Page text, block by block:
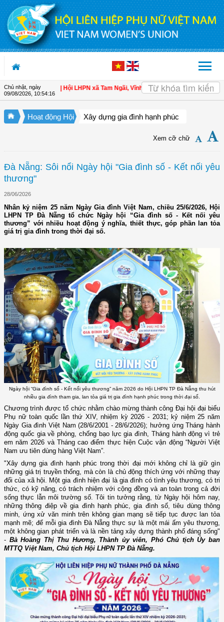
Truy cập nội dung luôn
Chủ nhật, ngày
09/08/2026, 10:54:17
cho hội viên | Hội LHPN xã Tam Ngãi, Vĩnh Long sơ kết công tác Hội và
Hoạt động Hội Xây dựng gia đình hạnh phúc
Xem cỡ chữ
Đà Nẵng: Sôi nổi Ngày hội "Gia đình số - Kết nối yêu
thương"
28/06/2026
Nhân kỷ niệm 25 năm Ngày Gia đình Việt Nam, chiều 25/6/2026, Hội
LHPN TP Đà Nẵng tổ chức Ngày hội “Gia đình số - Kết nối yêu
thương” với nhiều hoạt động ý nghĩa, thiết thực, góp phần lan tỏa
giá trị gia đình trong thời đại số.
Ngày hội “Gia đình số - Kết nối yêu thương” năm 2026 do Hội LHPN TP Đà Nẵng thu hút
nhiều gia đình tham gia, lan tỏa giá trị gia đình hạnh phúc trong thời đại số.
Chương trình được tổ chức nhằm chào mừng thành công Đại hội đại biểu
Phụ nữ toàn quốc lần thứ XIV, nhiệm kỳ 2026 - 2031; kỷ niệm 25 năm
Ngày Gia đình Việt Nam (28/6/2001 - 28/6/2026); hưởng ứng Tháng hành
động quốc gia về phòng, chống bạo lực gia đình, Tháng hành động vì trẻ
em năm 2026 và Tháng cao điểm thực hiện Cuộc vận động “Người Việt
Nam ưu tiên dùng hàng Việt Nam”.
"Xây dựng gia đình hạnh phúc trong thời đại mới không chỉ là giữ gìn
những giá trị truyền thống, mà còn là chủ động thích ứng với những thay
đổi của xã hội. Một gia đình hiện đại là gia đình có tình yêu thương, có tri
thức, có kỹ năng, có trách nhiệm với cộng đồng và an toàn trong cả đời
sống thực lẫn môi trường số. Tôi tin tưởng rằng, từ Ngày hội hôm nay,
những thông điệp về gia đình hạnh phúc, gia đình số, tiêu dùng thông
minh, ứng xử văn minh trên không gian mạng sẽ tiếp tục được lan tỏa
mạnh mẽ; để mỗi gia đình Đà Nẵng thực sự là một mái ấm yêu thương,
một không gian phát triển và là nền tảng xây dựng thành phố đáng sống"
- Bà Hoàng Thị Thu Hương, Thành ủy viên, Phó Chủ tịch Ủy ban
MTTQ Việt Nam, Chủ tịch Hội LHPN TP Đà Nẵng.